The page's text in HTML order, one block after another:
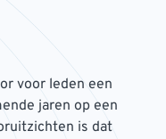
voor leden een
jaren op een
is dat